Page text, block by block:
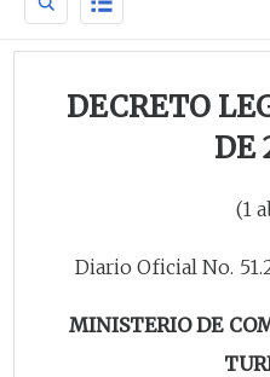
DECRETO
DE
(1
Diario Oficial No.
MINISTERIO DE